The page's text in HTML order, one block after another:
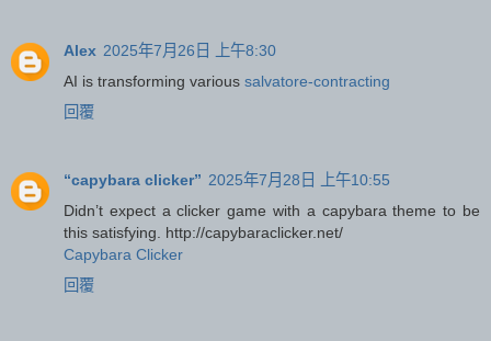
Alex 2025年7月26日 上午8:30
AI is transforming various salvatore-contracting
回覆
“capybara clicker” 2025年7月28日 上午10:55
Didn’t expect a clicker game with a capybara theme to be
this satisfying. http://capybaraclicker.net/
Capybara Clicker
回覆